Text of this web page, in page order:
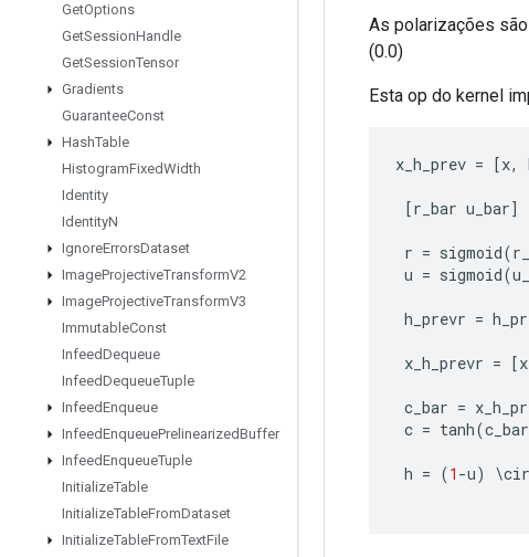
GetOptions
GetSessionHandle
GetSessionTensor
Gradients
GuaranteeConst
HashTable
HistogramFixedWidth
Identity
IdentityN
IgnoreErrorsDataset
ImageProjectiveTransformV2
ImageProjectiveTransformV3
ImmutableConst
InfeedDequeue
InfeedDequeueTuple
InfeedEnqueue
InfeedEnqueuePrelinearizedBuffer
InfeedEnqueueTuple
InitializeTable
InitializeTableFromDataset
InitializeTableFromTextFile
As polarizações
(0.0)
Esta op do kernel
x_h_prev = [x,
[r_bar u_bar]
r = sigmoid(
u = sigmoid(
h_prevr =
x_h_prevr = [
c_bar =
c = tanh(c_bar
h = (1 -u) \